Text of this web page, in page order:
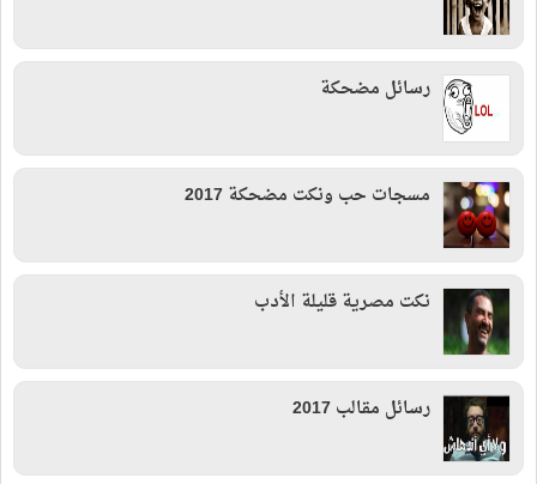
رسائل مضحكة
مسجات حب ونكت مضحكة 2017
نكت مصرية قليلة الأدب
رسائل مقالب 2017